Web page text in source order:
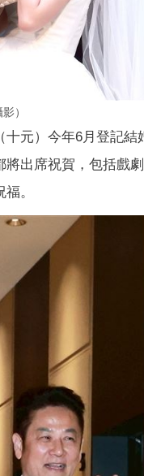
）
（十元）今年6月登記
出席祝賀，包括戲
。